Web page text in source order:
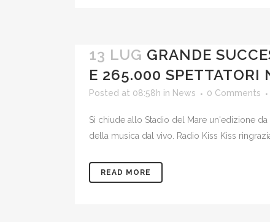
13 LUG GRANDE
E 265.000 SPETTATORI
Posted at 08:58h in News 0 Comments
Si chiude allo Stadio del Mare un'edizione
della musica dal vivo. Radio Kiss Kiss
READ MORE